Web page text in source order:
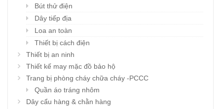
Bút thử điện
Dây tiếp địa
Loa an toàn
Thiết bị cách điện
Thiết bị an ninh
Thiết kế may mặc đồ bảo hộ
Trang bị phòng cháy chữa cháy -PCCC
Quần áo tráng nhôm
Dây cẩu hàng & chằn hàng